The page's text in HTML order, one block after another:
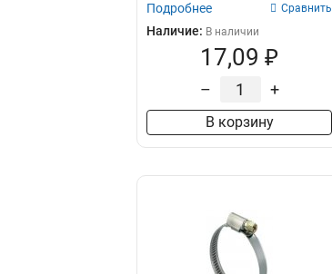
Подробнее Сравнить
Наличие: В наличии
17,09 ₽
– +
В корзину